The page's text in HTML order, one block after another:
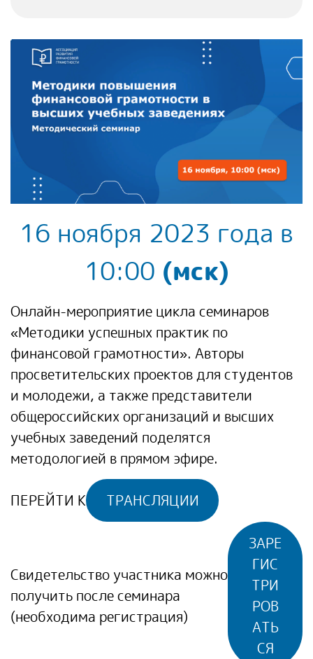
16 ноября 2023 года в
10:00 (мск)
Онлайн-мероприятие цикла семинаров
«Методики успешных практик по
финансовой грамотности». Авторы
просветительских проектов для студентов
и молодежи, а также представители
общероссийских организаций и высших
учебных заведений поделятся
методологией в прямом эфире.
ПЕРЕЙТИ К ТРАНСЛЯЦИИ
Свидетельство участника можно
получить после семинара
(необходима регистрация)
ЗАРЕ
ГИС
ТРИ
РОВ
АТЬ
СЯ